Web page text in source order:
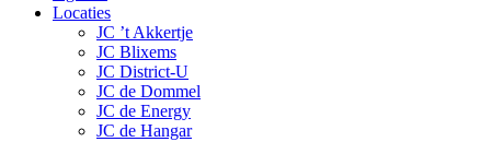
Locaties
JC ’t Akkertje
JC Blixems
JC District-U
JC de Dommel
JC de Energy
JC de Hangar